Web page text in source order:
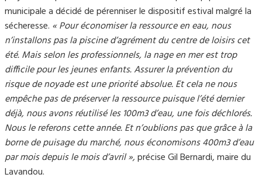
municipale a décidé de pérenniser le dispositif estival malgré la
sécheresse. « Pour économiser la ressource en eau, nous
n’installons pas la piscine d’agrément du centre de loisirs cet
été. Mais selon les professionnels, la nage en mer est trop
difficile pour les jeunes enfants. Assurer la prévention du
risque de noyade est une priorité absolue. Et cela ne nous
empêche pas de préserver la ressource puisque l’été dernier
déjà, nous avons réutilisé les 100m3 d’eau, une fois déchlorés.
Nous le referons cette année. Et n’oublions pas que grâce à la
borne de puisage du marché, nous économisons 400m3 d’eau
par mois depuis le mois d’avril »,précise Gil Bernardi, maire du
Lavandou.